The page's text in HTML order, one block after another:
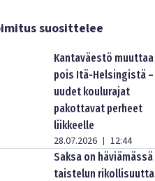
suosittelee
Kantaväestö muuttaa
pois Itä-Helsingistä –
uudet koulurajat
pakottavat perheet
liikkeelle
28.07.2026 | 12:44
Saksa on häviämässä
taistelun rikollisuutta